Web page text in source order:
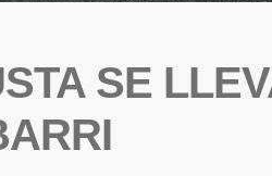
SE